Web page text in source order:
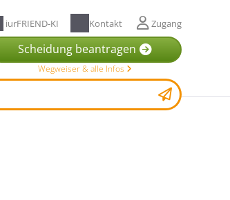
iurFRIEND-KI Kontakt Zugang
Scheidung beantragen
Wegweiser & alle Infos